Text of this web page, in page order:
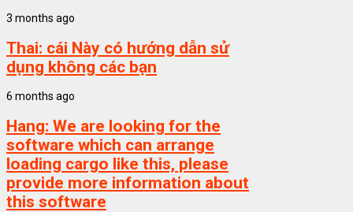
3 months ago
Thai: cái Này có hướng dẫn sử
dụng không các bạn
6 months ago
Hang: We are looking for the
software which can arrange
loading cargo like this, please
provide more information about
this software